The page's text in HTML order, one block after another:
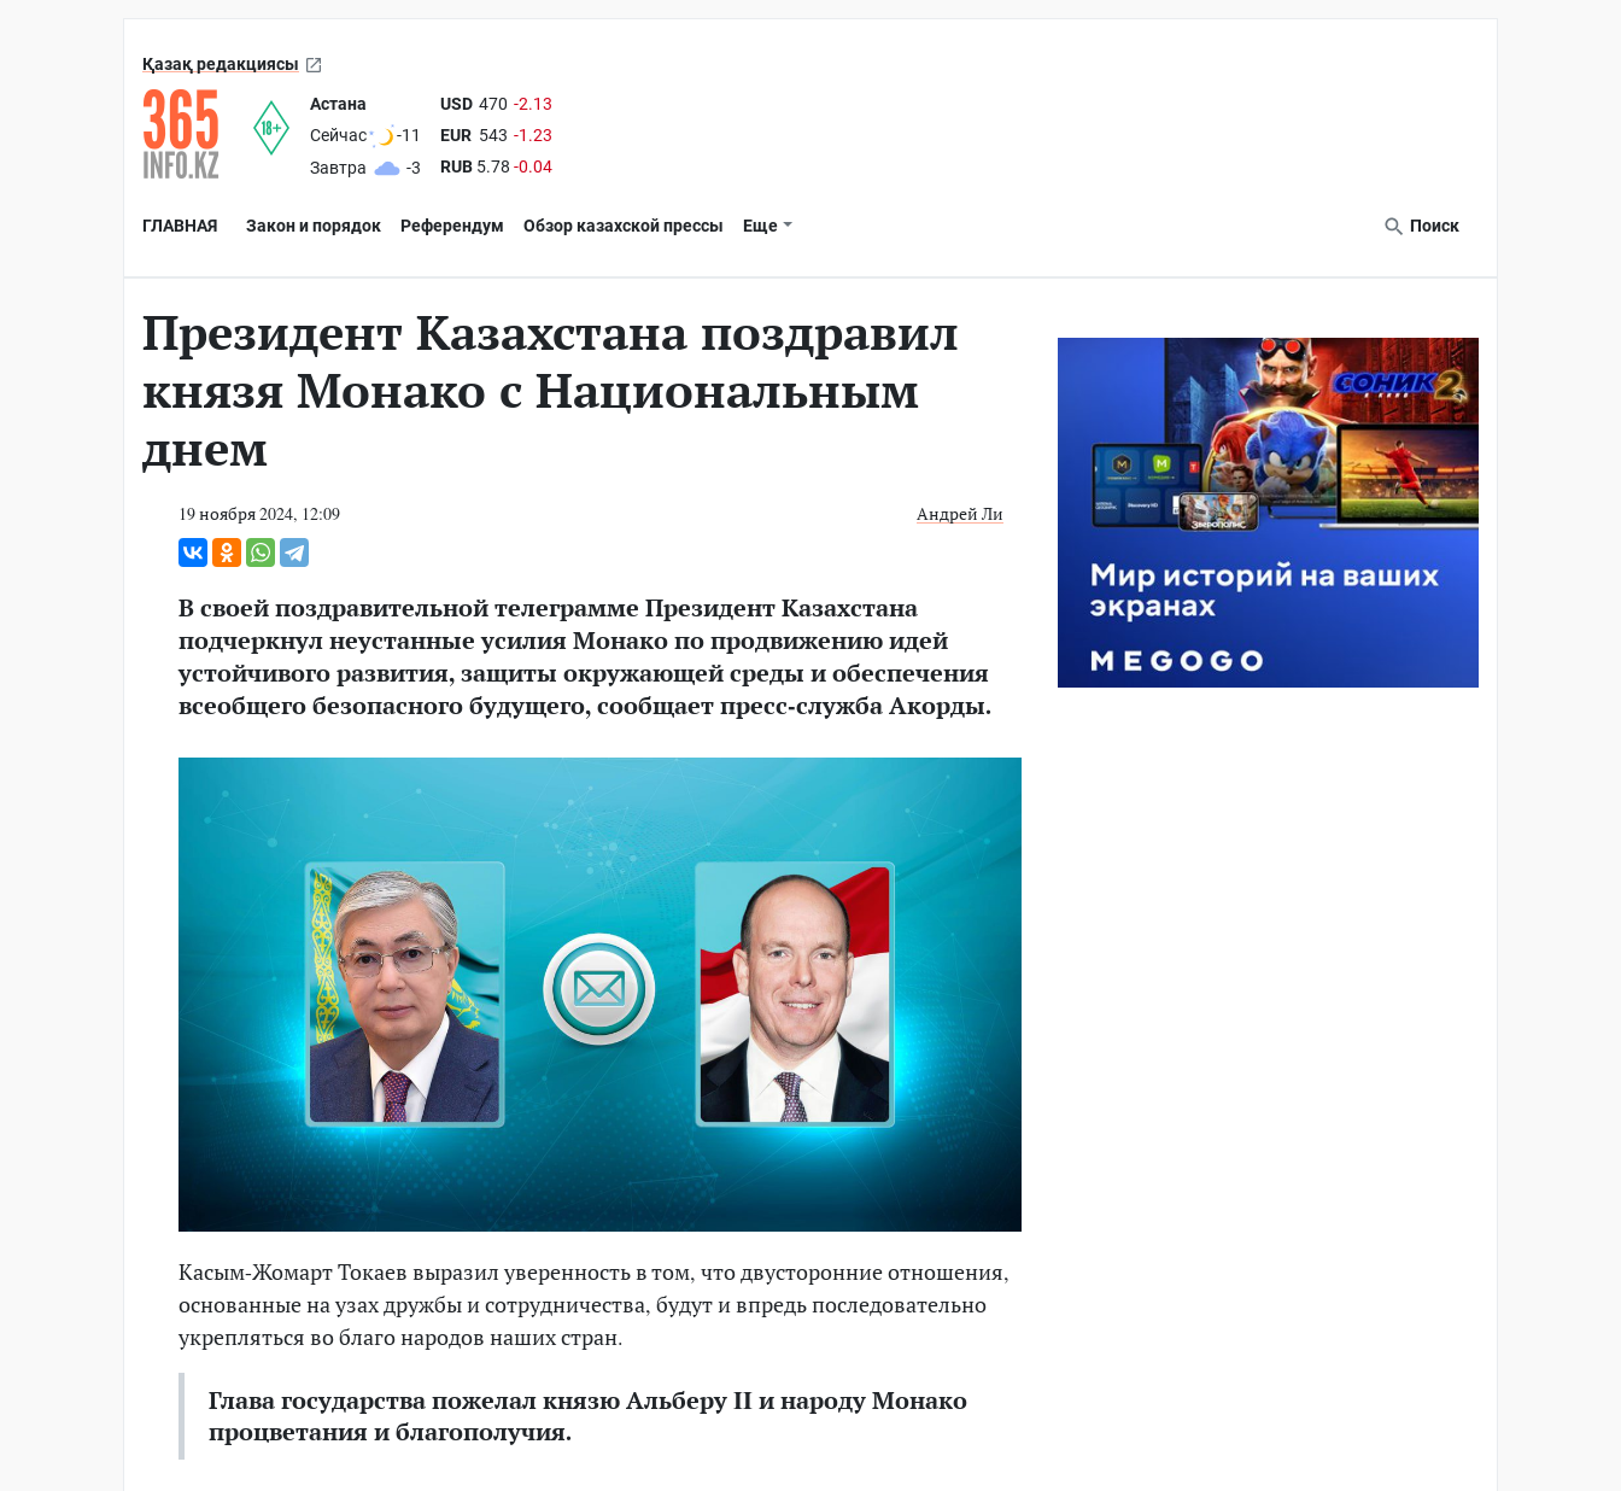
Қазақ редакциясы
Астана
Сейчас
-11
Завтра
-3
USD 470 -2.13
EUR 543 -1.23
RUB 5.78 -0.04
ГЛАВНАЯ Закон и порядок Референдум Обзор казахской прессы Еще Поиск
Президент Казахстана поздравил
князя Монако с Национальным
днем
19 ноября 2024, 12:09 Андрей Ли
В своей поздравительной телеграмме Президент Казахстана
подчеркнул неустанные усилия Монако по продвижению идей
устойчивого развития, защиты окружающей среды и обеспечения
всеобщего безопасного будущего, сообщает пресс-служба Акорды.
Касым-Жомарт Токаев выразил уверенность в том, что двусторонние отношения,
основанные на узах дружбы и сотрудничества, будут и впредь последовательно
укрепляться во благо народов наших стран.
Глава государства пожелал князю Альберу II и народу Монако
процветания и благополучия.